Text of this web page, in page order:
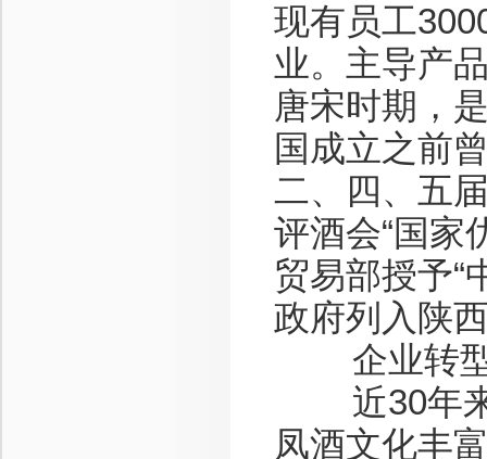
现有员工
业。主导产
唐宋时期，
国成立之前
二、四、五
评酒会“国家
贸易部授予“
政府列入陕
企业转型
近30年来
凤酒文化丰